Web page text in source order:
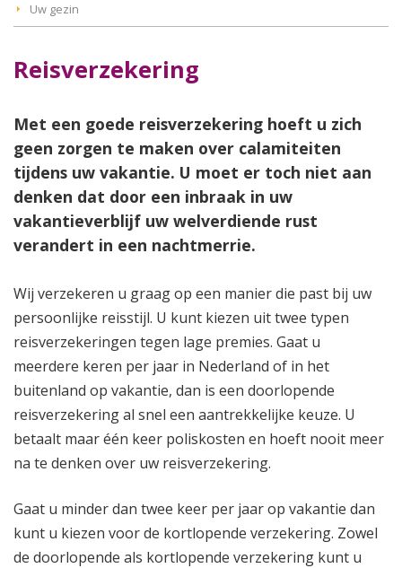
Uw gezin
Reisverzekering
Met een goede reisverzekering hoeft u zich
geen zorgen te maken over calamiteiten
tijdens uw vakantie. U moet er toch niet aan
denken dat door een inbraak in uw
vakantieverblijf uw welverdiende rust
verandert in een nachtmerrie.
Wij verzekeren u graag op een manier die past bij uw
persoonlijke reisstijl. U kunt kiezen uit twee typen
reisverzekeringen tegen lage premies. Gaat u
meerdere keren per jaar in Nederland of in het
buitenland op vakantie, dan is een doorlopende
reisverzekering al snel een aantrekkelijke keuze. U
betaalt maar één keer poliskosten en hoeft nooit meer
na te denken over uw reisverzekering.
Gaat u minder dan twee keer per jaar op vakantie dan
kunt u kiezen voor de kortlopende verzekering. Zowel
de doorlopende als kortlopende verzekering kunt u